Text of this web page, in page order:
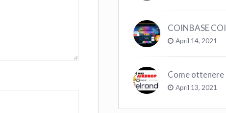
April 14, 2021
April 13, 2021